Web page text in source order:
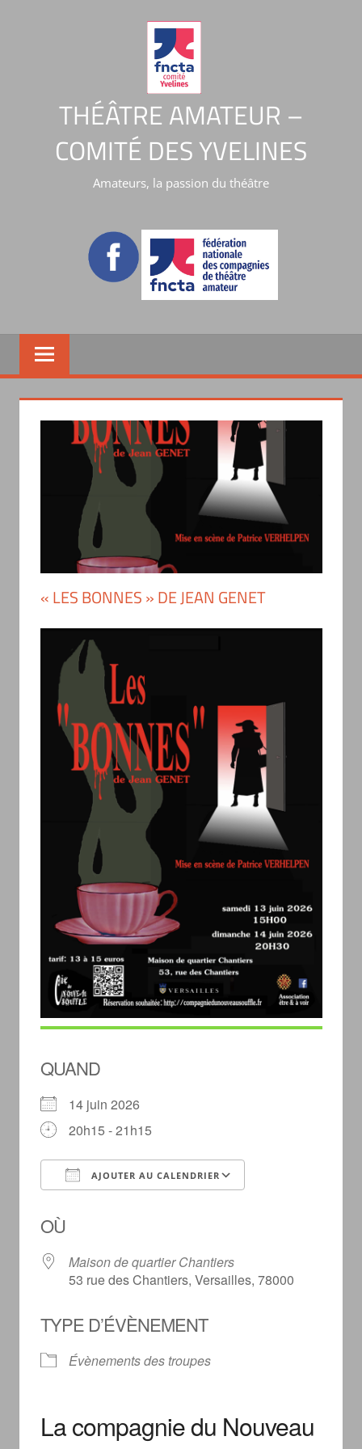
THÉÂTRE AMATEUR –
COMITÉ DES YVELINES
Amateurs, la passion du théâtre
« LES BONNES » DE JEAN GENET
QUAND
14 juin 2026
20h15 - 21h15
AJOUTER AU CALENDRIER
OÙ
Maison de quartier Chantiers
53 rue des Chantiers, Versailles, 78000
TYPE D’ÉVÈNEMENT
Évènements des troupes
La compagnie du Nouveau